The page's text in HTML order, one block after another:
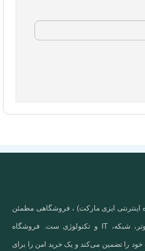
ایزی مارکت) ، فروشگاهی مطمئن
برای خرید آسان کالاهای بازار کامپیوتر، شبکه، IT و تکنولوژی ست. فروشگاه
را تضمین می‌کند و یک خرید امن را برای